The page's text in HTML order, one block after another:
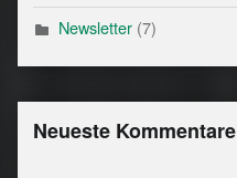
Newsletter(7)
Neueste Kommentare